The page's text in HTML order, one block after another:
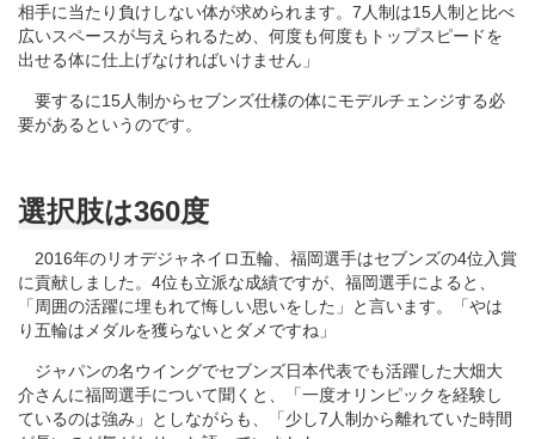
相手に当たり負けしない体が求められます。7人制は15人制と比べ
広いスペースが与えられるため、何度も何度もトップスピードを
出せる体に仕上げなければいけません」
要するに15人制からセブンズ仕様の体にモデルチェンジする必
要があるというのです。
選択肢は360度
2016年のリオデジャネイロ五輪、福岡選手はセブンズの4位入賞
に貢献しました。4位も立派な成績ですが、福岡選手によると、
「周囲の活躍に埋もれて悔しい思いをした」と言います。「やは
り五輪はメダルを獲らないとダメですね」
ジャパンの名ウイングでセブンズ日本代表でも活躍した大畑大
介さんに福岡選手について聞くと、「一度オリンピックを経験し
ているのは強み」としながらも、「少し7人制から離れていた時間